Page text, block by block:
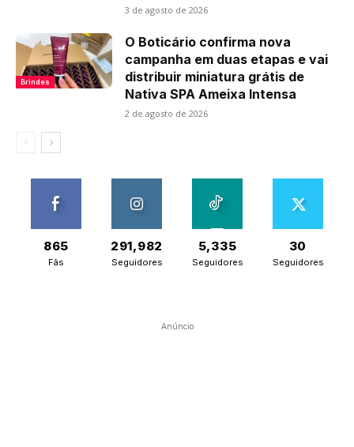
3 de agosto de 2026
Brindes
O Boticário confirma nova
campanha em duas etapas e vai
distribuir miniatura grátis de
Nativa SPA Ameixa Intensa
2 de agosto de 2026
865
Fãs
291,982
Seguidores
5,335
Seguidores
30
Seguidores
Anúncio